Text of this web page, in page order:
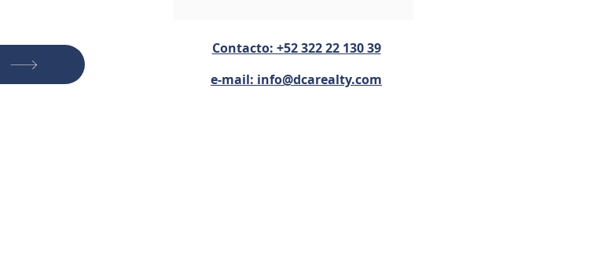
Contacto: +52 322 22 130 39
e-mail: info@dcarealty.com